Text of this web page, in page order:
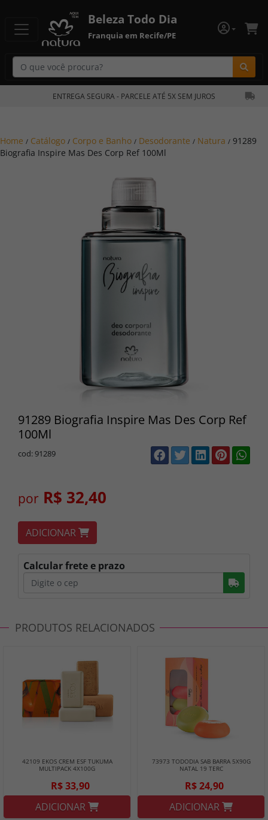
Beleza Todo Dia
Franquia em Recife/PE
ENTREGA SEGURA - PARCELE ATÉ 5X SEM JUROS
Home / Catálogo / Corpo e Banho / Desodorante / Natura / 91289
Biografia Inspire Mas Des Corp Ref 100Ml
91289 Biografia Inspire Mas Des Corp Ref
100Ml
cod: 91289
por R$ 32,40
ADICIONAR
Calcular frete e prazo
PRODUTOS RELACIONADOS
42109 EKOS CREM ESF TUKUMA
MULTIPACK 4X100G
R$ 33,90
ADICIONAR
73973 TODODIA SAB BARRA 5X90G
NATAL 19 TERC
R$ 24,90
ADICIONAR